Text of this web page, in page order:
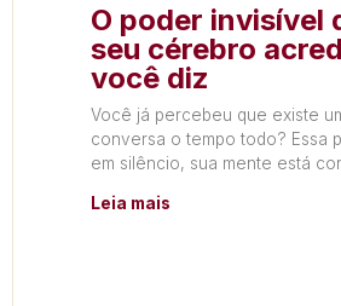
O poder invisível
seu cérebro
você diz
Você já percebeu que existe
conversa o tempo todo? Essa
em silêncio, sua mente está
Leia mais